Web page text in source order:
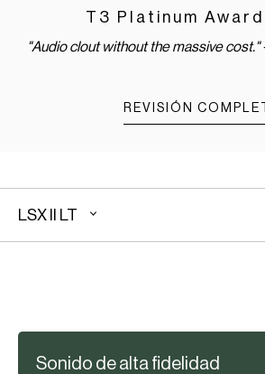
T3 Platinum
"Audio clout without the massive cost."
REVISIÓN
LSX II LT
Sonido de alta fidelidad